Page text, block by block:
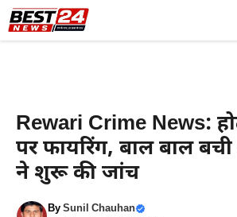
Skip
to
Rewari Crime News:
पर फायरिंग, बाल बाल
ने शुरू की जांच
BySunil Chauhan